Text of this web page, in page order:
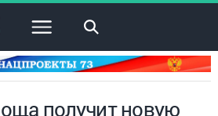
×
получит новую